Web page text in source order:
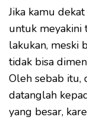
Jika kamu
untuk meyakini
lakukan, meski
tidak bisa
Oleh sebab itu,
datanglah
yang besar,